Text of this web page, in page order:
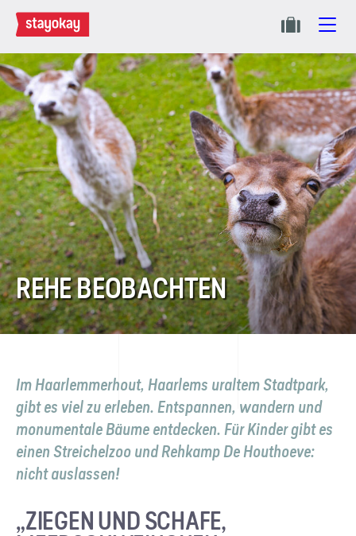
REHE BEOBACHTEN
Im Haarlemmerhout, Haarlems uraltem Stadtpark,
gibt es viel zu erleben. Entspannen, wandern und
monumentale Bäume entdecken. Für Kinder gibt es
einen Streichelzoo und Rehkamp De Houthoeve:
nicht auslassen!
„ZIEGEN UND SCHAFE,